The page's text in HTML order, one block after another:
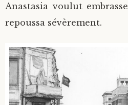
Anastasia voulut
repoussa sévèrement.